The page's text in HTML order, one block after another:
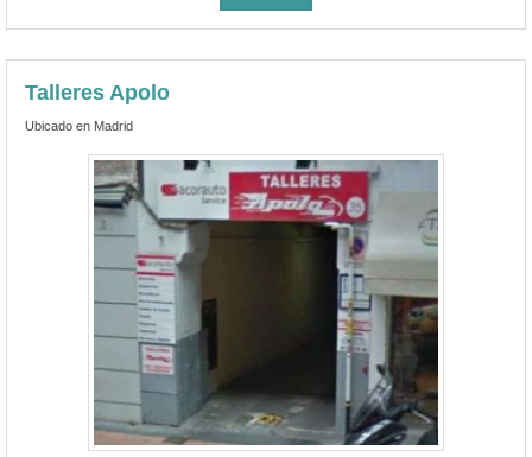
Talleres Apolo
Ubicado en Madrid